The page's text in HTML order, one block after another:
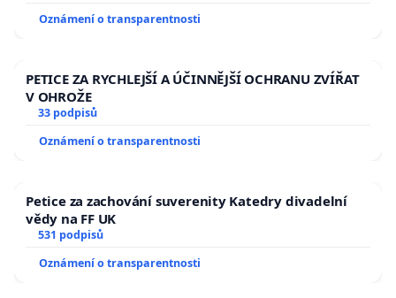
Oznámení o transparentnosti
PETICE ZA RYCHLEJŠÍ A ÚČINNĚJŠÍ OCHRANU ZVÍŘAT
V OHROŽE
33 podpisů
Oznámení o transparentnosti
Petice za zachování suverenity Katedry divadelní
vědy na FF UK
531 podpisů
Oznámení o transparentnosti